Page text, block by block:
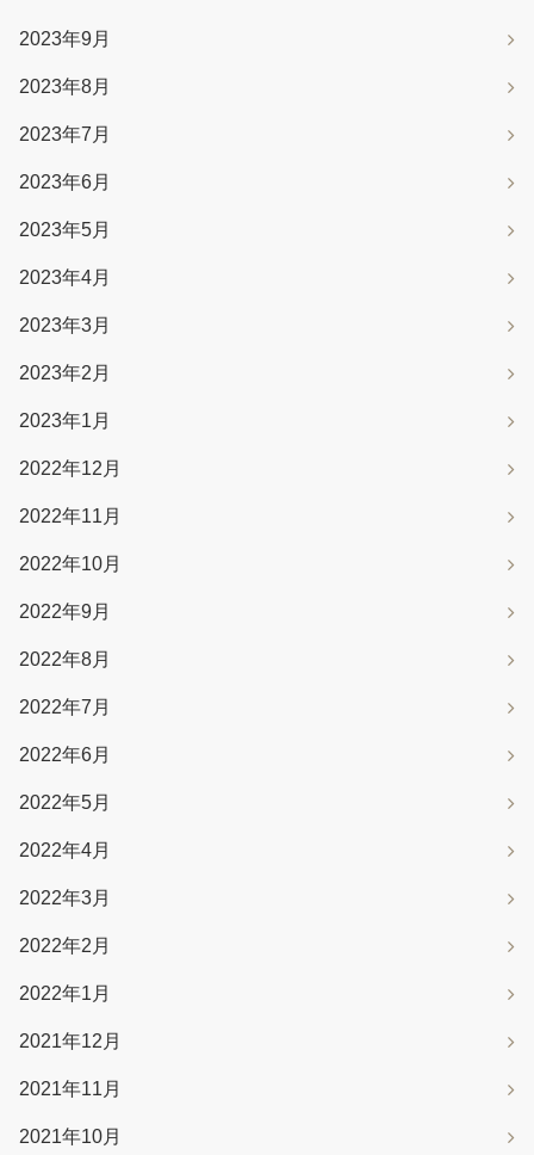
2023年9月
2023年8月
2023年7月
2023年6月
2023年5月
2023年4月
2023年3月
2023年2月
2023年1月
2022年12月
2022年11月
2022年10月
2022年9月
2022年8月
2022年7月
2022年6月
2022年5月
2022年4月
2022年3月
2022年2月
2022年1月
2021年12月
2021年11月
2021年10月